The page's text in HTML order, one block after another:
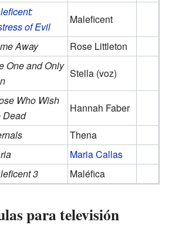
of Evil
Maleficent
Away
Rose Littleton
One and Only
Stella (voz)
Who Wish
Dead
Hannah Faber
Thena
Maria Callas
3
Maléfica
para televisión